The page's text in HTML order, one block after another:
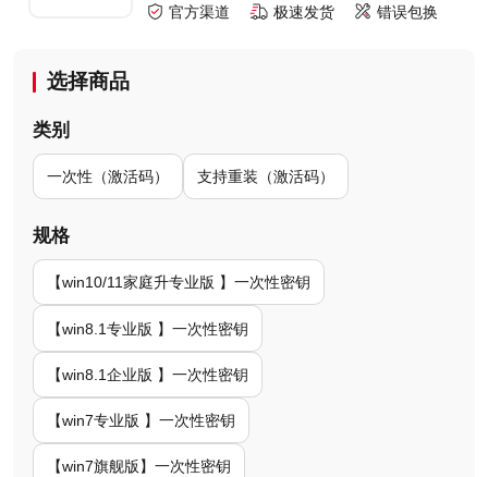
官方渠道 极速发货 错误包换
选择商品
类别
一次性（激活码） 支持重装（激活码）
规格
【win10/11家庭升专业版 】一次性密钥
【win8.1专业版 】一次性密钥
【win8.1企业版 】一次性密钥
【win7专业版 】一次性密钥
【win7旗舰版】一次性密钥